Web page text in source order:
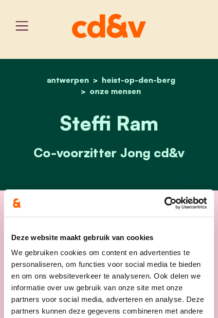
Deze website maakt gebruik van cookies
We gebruiken cookies om content en advertenties te
personaliseren, om functies voor social media te bieden
en om ons websiteverkeer te analyseren. Ook delen we
informatie over uw gebruik van onze site met onze
partners voor social media, adverteren en analyse. Deze
partners kunnen deze gegevens combineren met andere
home
antwerpen
heist-op-den-berg
onze mensen
steffi ram
Steffi Ram
Co-voorzitter Jong cd&v